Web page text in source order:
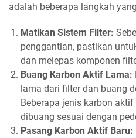
adalah beberapa langkah
Matikan Sistem Filter:
penggantian, pastikan
dan melepas komponen
Buang Karbon Aktif Lama:
lama dari filter dan buang
Beberapa jenis karbon
dibuang sesuai dengan
Pasang Karbon Aktif Baru: